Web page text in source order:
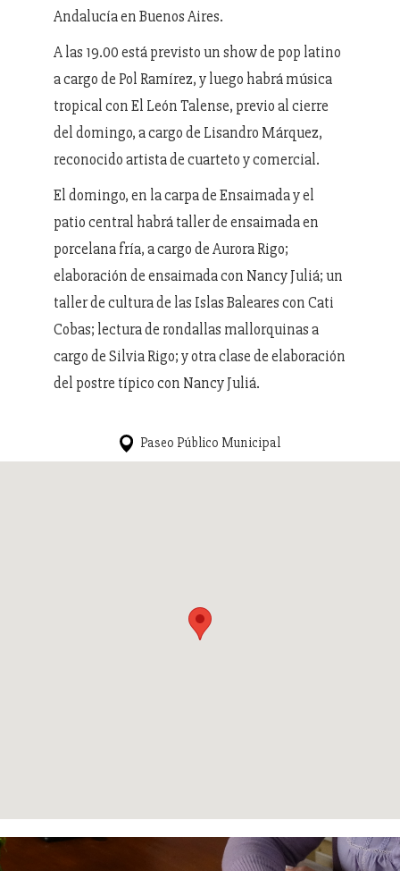
Andalucía en Buenos Aires.
A las 19.00 está previsto un show de pop latino
a cargo de Pol Ramírez, y luego habrá música
tropical con El León Talense, previo al cierre
del domingo, a cargo de Lisandro Márquez,
reconocido artista de cuarteto y comercial.
El domingo, en la carpa de Ensaimada y el
patio central habrá taller de ensaimada en
porcelana fría, a cargo de Aurora Rigo;
elaboración de ensaimada con Nancy Juliá; un
taller de cultura de las Islas Baleares con Cati
Cobas; lectura de rondallas mallorquinas a
cargo de Silvia Rigo; y otra clase de elaboración
del postre típico con Nancy Juliá.
Paseo Público Municipal